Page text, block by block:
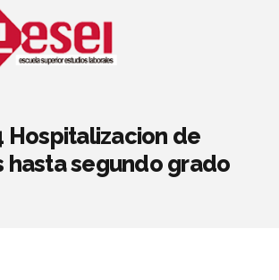
Hospitalizacion de
hasta segundo grado